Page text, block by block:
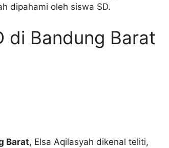
dipahami oleh siswa SD.
di Bandung Barat
Barat, Elsa Aqilasyah dikenal teliti,